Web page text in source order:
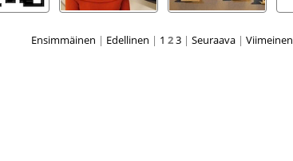
Ensimmäinen | Edellinen | 1 23 | Seuraava | Viimeinen